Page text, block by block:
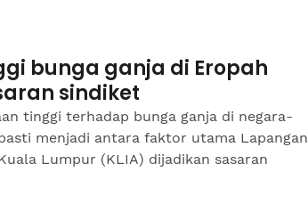
bunga ganja di Eropah
sindiket
tinggi terhadap bunga ganja di negara-
menjadi antara faktor utama Lapangan
Lumpur (KLIA) dijadikan sasaran